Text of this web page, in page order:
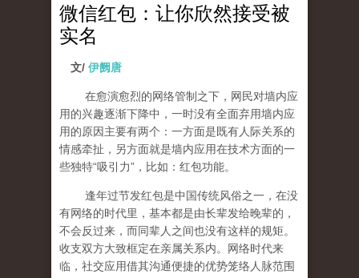
微信红包：让你欣然接受被
实名
文/ 伊阙唐
在愈演愈烈的网络管制之下，网民对墙内应
用的兴趣逐渐下降中，一时没有全面弃用墙内应
用的原因主要有两个：一方面是既有人际关系的
情感牵扯，另方面就是墙内应用在技术方面的一
些独特“吸引力”，比如：红包功能。
逢年过节发红包是中国传统风俗之一，在没
有网络的时代里，基本都是由长辈发给晚辈的，
不会反过来，而同辈人之间也没有这样的规矩。
收支双方大致框定在亲属关系内。网络时代来
临，社交应用借其沟通便捷的优势笼络人脉范围